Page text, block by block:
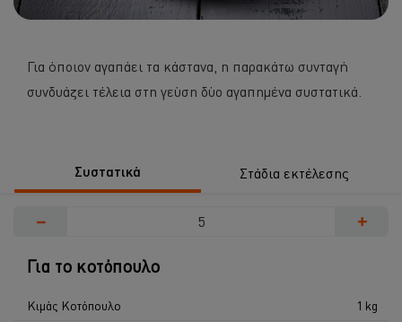
Για όποιον αγαπάει τα κάστανα, η παρακάτω συνταγή
συνδυάζει τέλεια στη γεύση δύο αγαπημένα συστατικά.
Συστατικά Στάδια εκτέλεσης
− +
Για το κοτόπουλο
Κιμάς Κοτόπουλο
1 kg